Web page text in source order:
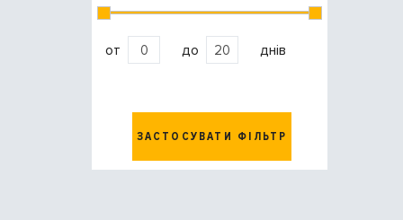
от до днів
ЗАСТОСУВАТИ ФІЛЬТР